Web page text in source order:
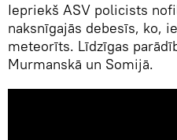
Iepriekš ASV policists
naksnīgajās debesīs, ko,
meteorīts. Līdzīgas
Murmanskā un Somijā.